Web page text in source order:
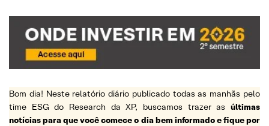
Bom dia! Neste relatório diário publicado todas as manhãs pelo
time ESG do Research da XP, buscamos trazer as últimas
notícias para que você comece o dia bem informado e fique por